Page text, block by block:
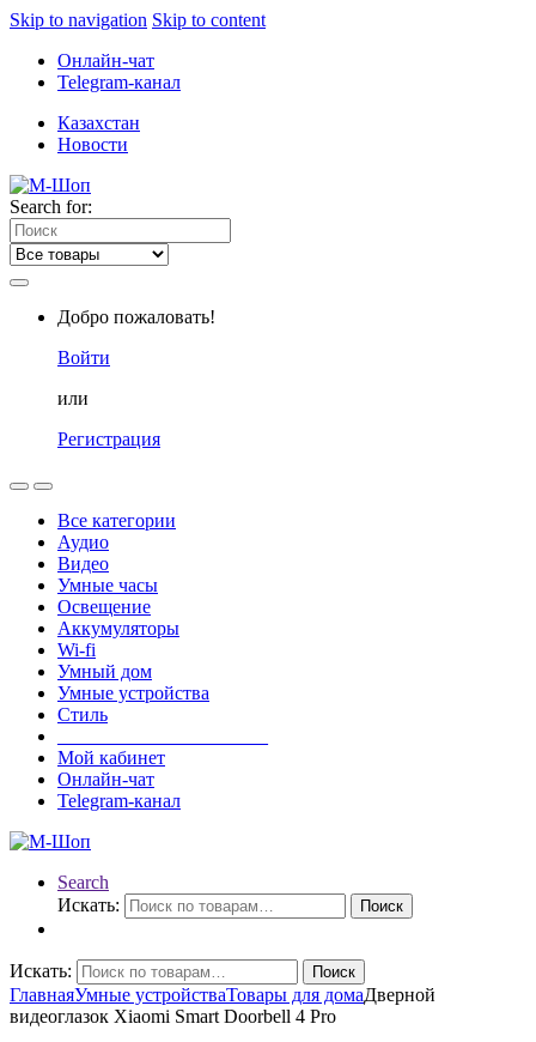
Skip to navigation Skip to content
Онлайн-чат
Telegram-канал
Казахстан
Новости
Search for:
Добро пожаловать!
Войти
или
Регистрация
Все категории
Аудио
Видео
Умные часы
Освещение
Аккумуляторы
Wi-fi
Умный дом
Умные устройства
Стиль
Мой кабинет
Онлайн-чат
Telegram-канал
Search
Искать:
Поиск
Искать: Поиск
ГлавнаяУмные устройстваТовары для домаДверной
видеоглазок Xiaomi Smart Doorbell 4 Pro